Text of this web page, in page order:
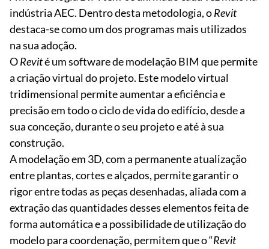
indústria AEC. Dentro desta metodologia, oRevit
destaca-se como um dos programas mais utilizados
na sua adoção.
ORevité um software de modelação BIM que permite
a criação virtual do projeto. Este modelo virtual
tridimensional permite aumentar a eficiência e
precisão em todo o ciclo de vida do edifício, desde a
sua conceção, durante o seu projeto e até à sua
construção.
A modelação em 3D, com a permanente atualização
entre plantas, cortes e alçados, permite garantir o
rigor entre todas as peças desenhadas, aliada com a
extração das quantidades desses elementos feita de
forma automática e a possibilidade de utilização do
modelo para coordenação, permitem que o “Revit